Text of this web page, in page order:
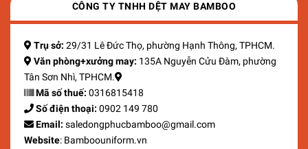
CÔNG TY TNHH DỆT MAY BAMBOO
Trụ sở: 29/31 Lê Đức Thọ, phường Hạnh Thông, TPHCM.
Văn phòng+xưởng may: 135A Nguyễn Cửu Đàm, phường
Tân Sơn Nhì, TPHCM.
Mã số thuế: 0316815418
Số điện thoại: 0902 149 780
Email: saledongphucbamboo@gmail.com
Website: Bamboouniform.vn